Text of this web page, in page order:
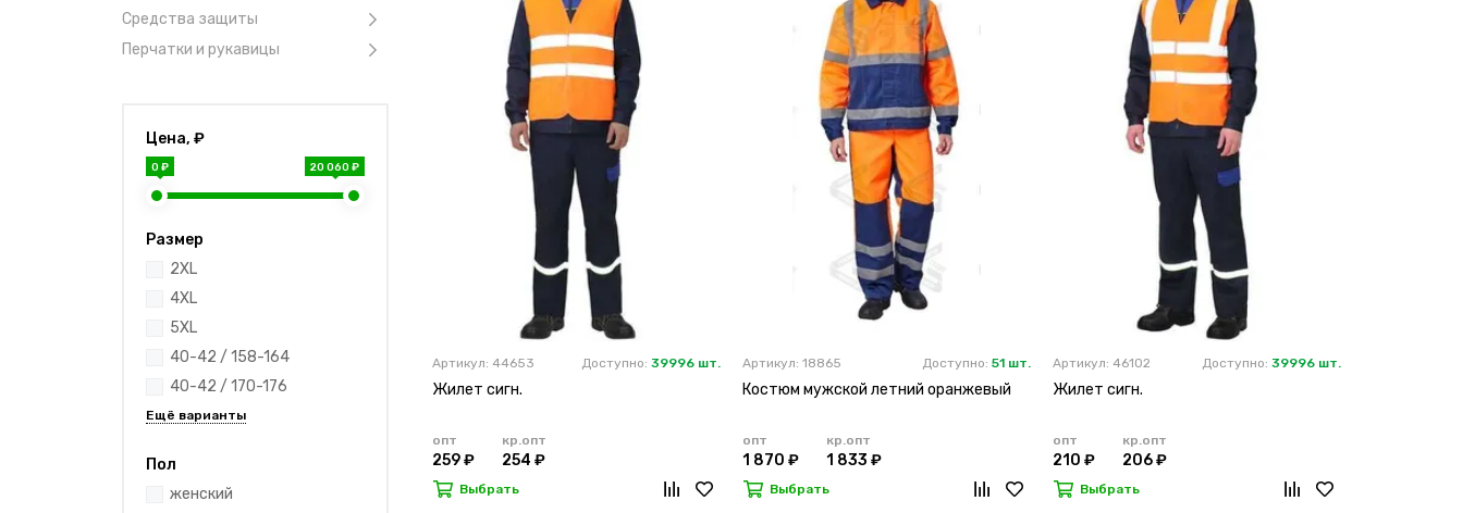
Средства защиты
Перчатки и рукавицы
Цена, ₽
0 ₽ 20 060 ₽
Размер
2XL
4XL
5XL
40-42 / 158-164
40-42 / 170-176
Пол
женский
Артикул: 44653 Доступно: 39996 шт.
Жилет сигн.
опт
259 ₽
кр.опт
254 ₽
Выбрать
Артикул: 18865 Доступно: 51 шт.
Костюм мужской летний оранжевый
опт
1 870 ₽
кр.опт
1 833 ₽
Выбрать
Артикул: 46102 Доступно: 39996 шт.
Жилет сигн.
опт
210 ₽
кр.опт
206 ₽
Выбрать